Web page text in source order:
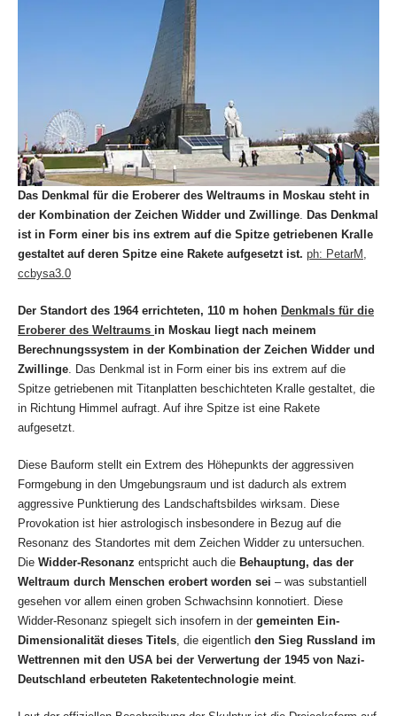
Das Denkmal für die Eroberer des Weltraums in Moskau steht in
der Kombination der Zeichen Widder und Zwillinge. Das Denkmal
ist in Form einer bis ins extrem auf die Spitze getriebenen Kralle
gestaltet auf deren Spitze eine Rakete aufgesetzt ist. ph: PetarM,
ccbysa3.0
Der Standort des 1964 errichteten, 110 m hohen Denkmals für die
Eroberer des Weltraums in Moskau liegt nach meinem
Berechnungssystem in der Kombination der Zeichen Widder und
Zwillinge. Das Denkmal ist in Form einer bis ins extrem auf die
Spitze getriebenen mit Titanplatten beschichteten Kralle gestaltet, die
in Richtung Himmel aufragt. Auf ihre Spitze ist eine Rakete
aufgesetzt.
Diese Bauform stellt ein Extrem des Höhepunkts der aggressiven
Formgebung in den Umgebungsraum und ist dadurch als extrem
aggressive Punktierung des Landschaftsbildes wirksam. Diese
Provokation ist hier astrologisch insbesondere in Bezug auf die
Resonanz des Standortes mit dem Zeichen Widder zu untersuchen.
Die Widder-Resonanz entspricht auch die Behauptung, das der
Weltraum durch Menschen erobert worden sei – was substantiell
gesehen vor allem einen groben Schwachsinn konnotiert. Diese
Widder-Resonanz spiegelt sich insofern in der gemeinten Ein-
Dimensionalität dieses Titels, die eigentlich den Sieg Russland im
Wettrennen mit den USA bei der Verwertung der 1945 von Nazi-
Deutschland erbeuteten Raketentechnologie meint.